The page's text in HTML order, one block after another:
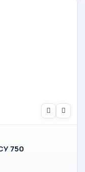
750